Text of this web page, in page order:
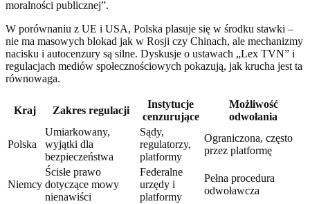
moralności publicznej”.
W porównaniu z UE i USA, Polska plasuje się w środku stawki –
nie ma masowych blokad jak w Rosji czy Chinach, ale mechanizmy
nacisku i autocenzury są silne. Dyskusje o ustawach „Lex TVN” i
regulacjach mediów społecznościowych pokazują, jak krucha jest ta
równowaga.
Kraj Zakres regulacji
Instytucje
cenzurujące
Możliwość
odwołania
Polska
Umiarkowany,
wyjątki dla
bezpieczeństwa
Sądy,
regulatorzy,
platformy
Ograniczona, często
przez platformę
Niemcy
Ścisłe prawo
dotyczące mowy
nienawiści
Federalne
urzędy i
platformy
Pełna procedura
odwoławcza